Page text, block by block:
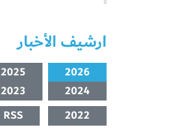
ارشيف الأخبار
2026
2025
2024
2023
2022
RSS